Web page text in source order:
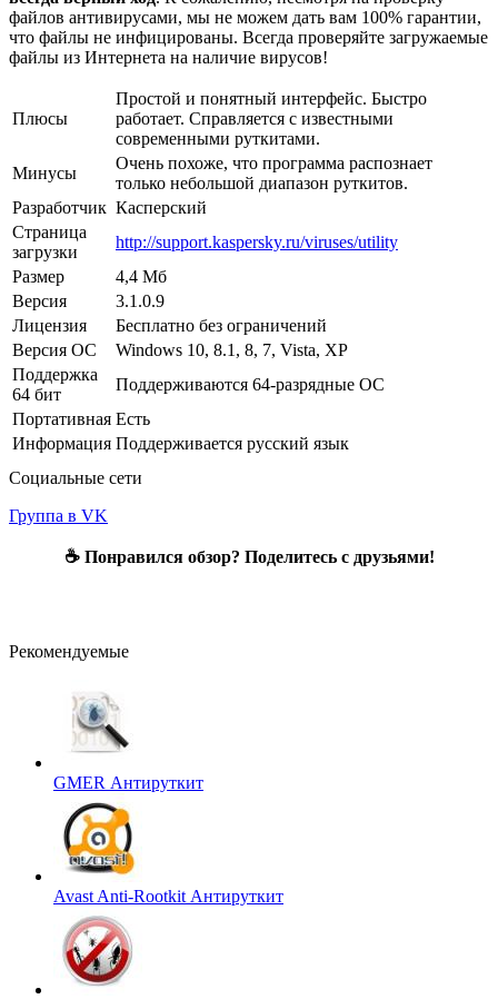
файлов антивирусами, мы не можем дать вам 100% гарантии,
что файлы не инфицированы. Всегда проверяйте загружаемые
файлы из Интернета на наличие вирусов!
Плюсы
Простой и понятный интерфейс. Быстро
работает. Справляется с известными
современными руткитами.
Минусы
Очень похоже, что программа распознает
только небольшой диапазон руткитов.
Разработчик Касперский
Страница
загрузки
http://support.kaspersky.ru/viruses/utility
Размер
4,4 Мб
Версия
3.1.0.9
Лицензия
Бесплатно без ограничений
Версия ОС
Windows 10, 8.1, 8, 7, Vista, XP
Поддержка
64 бит
Поддерживаются 64-разрядные ОС
Портативная Есть
Информация Поддерживается русский язык
Социальные сети
Группа в VK
☕ Понравился обзор? Поделитесь с друзьями!
Рекомендуемые
GMER Антируткит
Avast Anti-Rootkit Антируткит